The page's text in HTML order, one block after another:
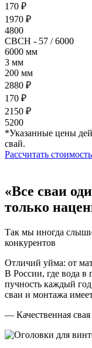
170 ₽
1970 ₽
4800
СВСН - 57 / 6000
6000 мм
3 мм
200 мм
2880 ₽
170 ₽
2150 ₽
5200
*Указанные цены
свай.
Рассчитать стоимость
«Все сваи
только
Так мы иногда
конкурентов
Отличий уйма: от
В России, где вода в
пучность каждый
сваи и монтажа
— Качественная